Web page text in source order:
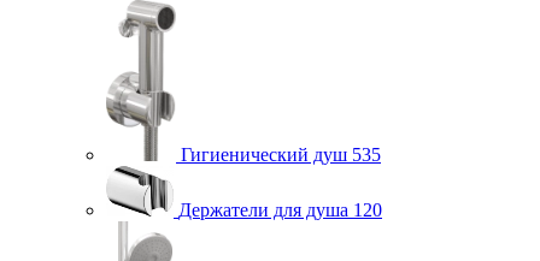
Гигиенический душ 535
Держатели для душа 120